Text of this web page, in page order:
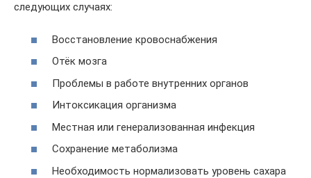
следующих случаях:
Восстановление кровоснабжения
Отёк мозга
Проблемы в работе внутренних органов
Интоксикация организма
Местная или генерализованная инфекция
Сохранение метаболизма
Необходимость нормализовать уровень сахара